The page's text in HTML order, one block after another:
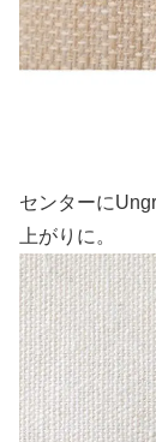
センターに
上がりに。